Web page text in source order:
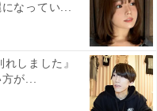
なってい...
しました』
方が...